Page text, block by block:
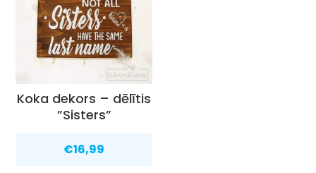
Koka dekors – dēlītis
”Sisters”
€16,99